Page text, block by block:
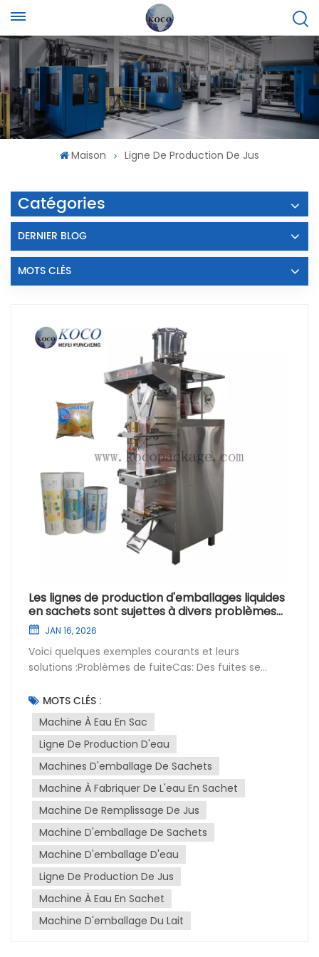
Maison Ligne De Production De Jus
Catégories
DERNIER BLOG
MOTS CLÉS
Les lignes de production d'emballages liquides
en sachets sont sujettes à divers problèmes
techniques en cours de fonctionnement.
JAN 16, 2026
Voici quelques exemples courants et leurs
solutions :Problèmes de fuiteCas: Des fuites se
sachetsCela est généralement dû à l'usure des
joints, des garnitures ou autres composants
d'étanchéité, à une installation incorrecte ou à des
dommages au niveau de la vanne, ou encore à des
défauts de conception du contenant. Par exemple,
sur une ligne de production de boissons, si la bague
d'étanchéité de la buse de remplissage est usée,
cela peut entraîner une mauvaise étanchéité lors
du remplissage et provoquer des fuites de
liquide.Solution: Inspectez régulièrement les joints,
les garnitures et autres composants, et remplacez-
les sans tarder en cas d'usure. Assurez-vous que les
vannes sont correctement installées et serrées.
Vérifiez l'absence de défauts de conception du
récipient et optimisez-la si nécessaire. Par exemple,
modifiez sa forme ou augmentez la surface
MOTS CLÉS :
Machine À Eau En Sac
Ligne De Production D'eau
Machines D'emballage De Sachets
Machine À Fabriquer De L'eau En Sachet
Machine De Remplissage De Jus
Machine D'emballage De Sachets
Machine D'emballage D'eau
Ligne De Production De Jus
Machine À Eau En Sachet
Machine D'emballage Du Lait